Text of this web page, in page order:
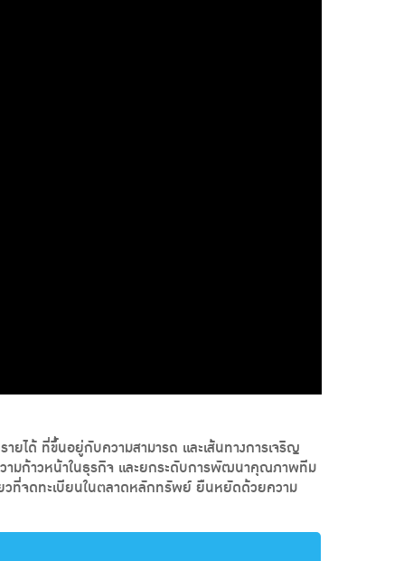
ได้ ที่ขึ้นอยู่กับความสามารถ และเส้นทางการเจริญ
วามก้าวหน้าในธุรกิจ และยกระดับการพัฒนาคุณภาพทีม
วที่จดทะเบียนในตลาดหลักทรัพย์ ยืนหยัดด้วยความ